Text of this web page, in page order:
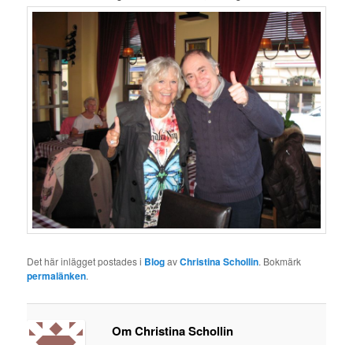
Det här inlägget postades i BlogavChristina Schollin. Bokmärk
permalänken.
Om Christina Schollin